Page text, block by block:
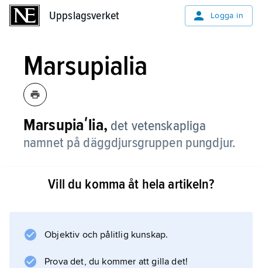
Uppslagsverket Logga in
Marsupialia
Marsupiaʹlia, det vetenskapliga
namnet på däggdjursgruppen pungdjur.
Vill du komma åt hela artikeln?
Objektiv och pålitlig kunskap.
Prova det, du kommer att gilla det!